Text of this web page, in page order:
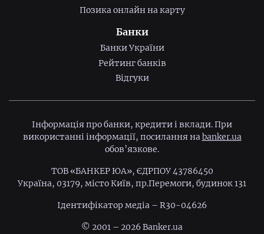
Позика онлайн на карту
Банки
Банки України
Рейтинг банків
Відгуки
Інформація про банки, кредити і вклади. При
використанні інформації, посилання наbanker.ua
обов’язкове.
ТОВ «БАНКЕР ЮА», ЄДРПОУ 43786450
Україна, 03179, місто Київ, пр.Перемоги, будинок 131
Ідентифiкатор медiа – R30-04626
© 2001 – 2026 Banker.ua